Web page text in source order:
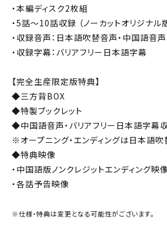
・本編ディスク2枚組
・5話～10話収録 （ノーカットオリジナル版
・収録音声：日本語吹替音声・中国語音声
・収録字幕：バリアフリー日本語字幕
【完全生産限定版特典】
◆三方背BOX
◆特製ブックレット
◆中国語音声・バリアフリー日本語字幕
※オープニング・エンディングは日本語吹
◆特典映像
・中国語版ノンクレジットエンディング映
・各話予告映像
※仕様・特典は変更となる可能性がございます。